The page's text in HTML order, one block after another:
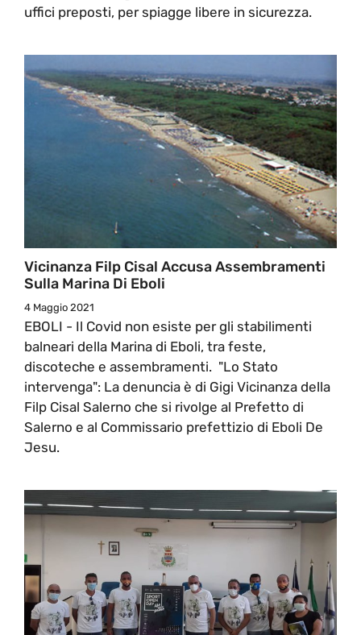
uffici preposti, per spiagge libere in sicurezza.
Vicinanza Filp Cisal Accusa Assembramenti
Sulla Marina Di Eboli
4 Maggio 2021
EBOLI - Il Covid non esiste per gli stabilimenti
balneari della Marina di Eboli, tra feste,
discoteche e assembramenti. "Lo Stato
intervenga": La denuncia è di Gigi Vicinanza della
Filp Cisal Salerno che si rivolge al Prefetto di
Salerno e al Commissario prefettizio di Eboli De
Jesu.